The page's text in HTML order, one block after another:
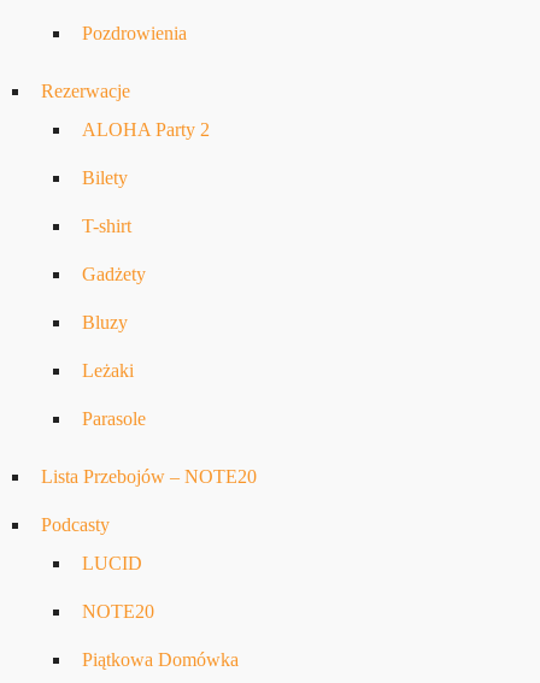
Pozdrowienia
Rezerwacje
ALOHA Party 2
Bilety
T-shirt
Gadżety
Bluzy
Leżaki
Parasole
Lista Przebojów – NOTE20
Podcasty
LUCID
NOTE20
Piątkowa Domówka